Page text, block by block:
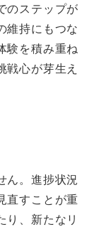
のステップが
維持にもつな
験を積み重ね
戦心が芽生え
ん。進捗状況
直すことが重
り、新たなリ